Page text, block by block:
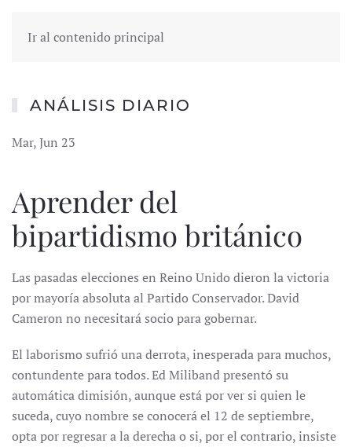
Ir al contenido principal
ANÁLISIS DIARIO
Mar, Jun 23
Aprender del
bipartidismo británico
Las pasadas elecciones en Reino Unido dieron la victoria
por mayoría absoluta al Partido Conservador. David
Cameron no necesitará socio para gobernar.
El laborismo sufrió una derrota, inesperada para muchos,
contundente para todos. Ed Miliband presentó su
automática dimisión, aunque está por ver si quien le
suceda, cuyo nombre se conocerá el 12 de septiembre,
opta por regresar a la derecha o si, por el contrario, insiste